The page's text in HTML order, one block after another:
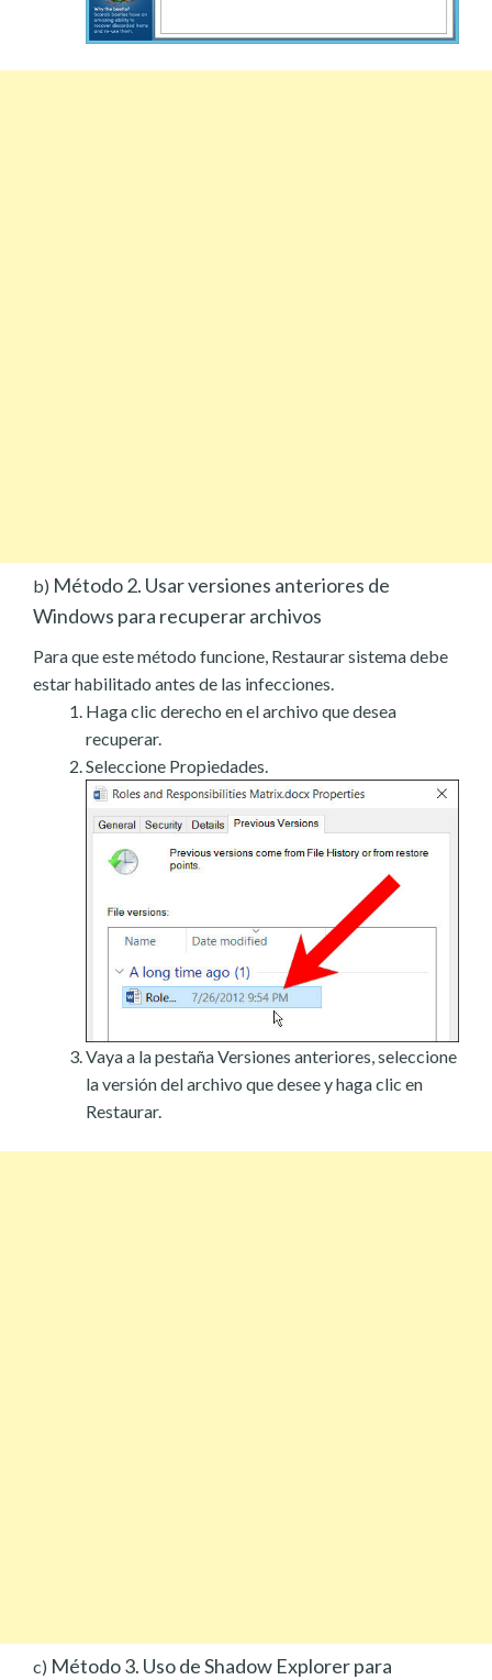
b) Método 2. Usar versiones anteriores de
Windows para recuperar archivos
Para que este método funcione, Restaurar sistema debe
estar habilitado antes de las infecciones.
Haga clic derecho en el archivo que desea
recuperar.
Seleccione Propiedades.
Vaya a la pestaña Versiones anteriores, seleccione
la versión del archivo que desee y haga clic en
Restaurar.
c) Método 3. Uso de Shadow Explorer para